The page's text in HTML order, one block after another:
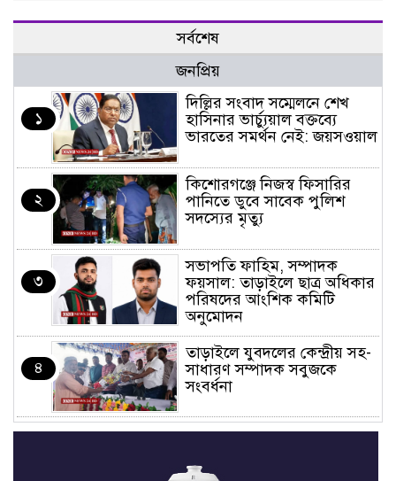
সর্বশেষ
জনপ্রিয়
১
দিল্লির সংবাদ সম্মেলনে শেখ
হাসিনার ভার্চ্যুয়াল বক্তব্যে
ভারতের সমর্থন নেই: জয়সওয়াল
২
কিশোরগঞ্জে নিজস্ব ফিসারির
পানিতে ডুবে সাবেক পুলিশ
সদস্যের মৃত্যু
৩
সভাপতি ফাহিম, সম্পাদক
ফয়সাল: তাড়াইলে ছাত্র অধিকার
পরিষদের আংশিক কমিটি
অনুমোদন
৪
তাড়াইলে যুবদলের কেন্দ্রীয় সহ-
সাধারণ সম্পাদক সবুজকে
সংবর্ধনা
৪ মন্ত্রণালয়ে নতুন সচিব নিয়োগ,